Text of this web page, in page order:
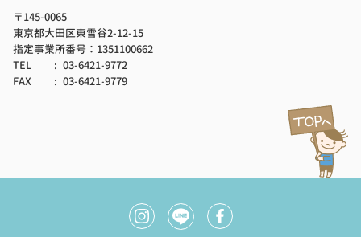
〒145-0065
東京都大田区東雪谷2-12-15
指定事業所番号：1351100662
TEL
03-6421-9772
FAX
03-6421-9779